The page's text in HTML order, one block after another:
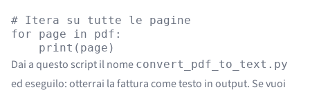
# Itera su tutte le pagine
for page in pdf:
Dai a questo script il nome convert_pdf_to_text.py
ed eseguilo: otterrai la fattura come testo in output. Se vuoi